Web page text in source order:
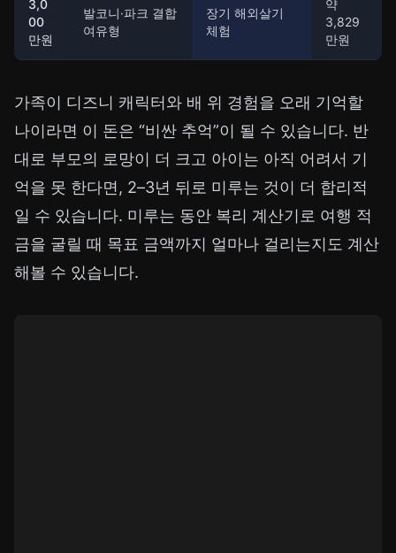
3,0
00
만원
발코니·파크 결합
여유형
장기 해외살기
체험
약
3,829
만원
가족이 디즈니 캐릭터와 배 위 경험을 오래 기억할
나이라면 이 돈은 “비싼 추억”이 될 수 있습니다. 반
대로 부모의 로망이 더 크고 아이는 아직 어려서 기
억을 못 한다면, 2–3년 뒤로 미루는 것이 더 합리적
일 수 있습니다. 미루는 동안 복리 계산기로 여행 적
금을 굴릴 때 목표 금액까지 얼마나 걸리는지도 계산
해볼 수 있습니다.